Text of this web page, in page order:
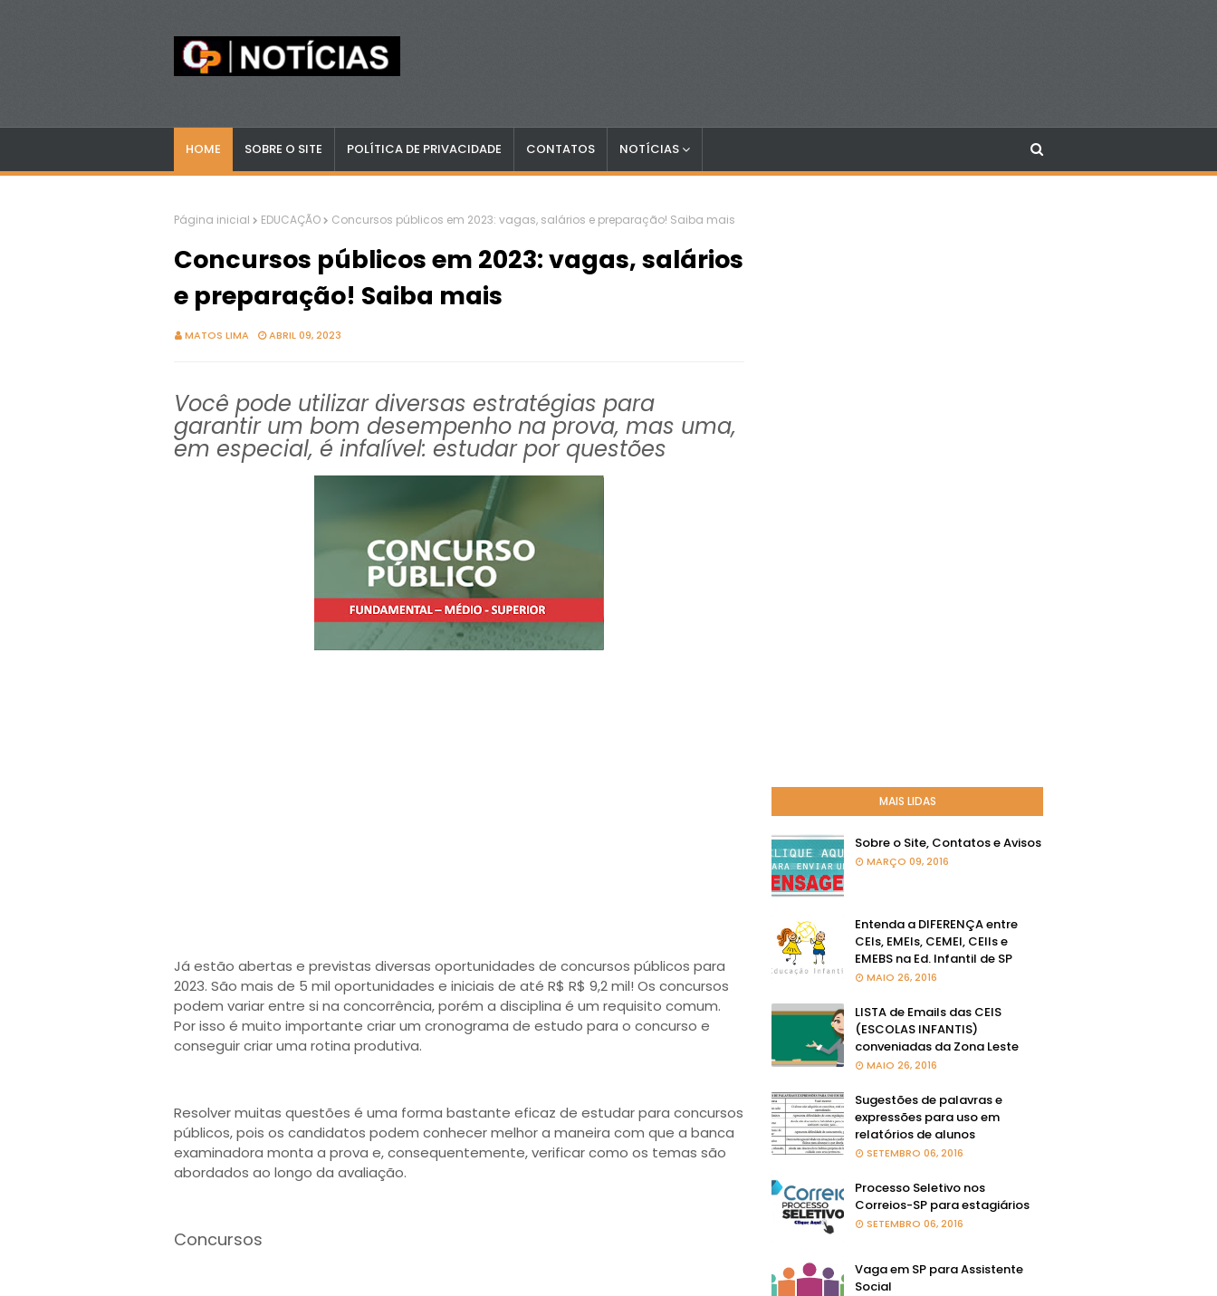
HOME SOBRE O SITE POLÍTICA DE PRIVACIDADE CONTATOS NOTÍCIAS
Página inicial EDUCAÇÃO Concursos públicos em 2023: vagas, salários e preparação! Saiba mais
Concursos públicos em 2023: vagas, salários
e preparação! Saiba mais
MATOS LIMA ABRIL 09, 2023
Você pode utilizar diversas estratégias para
garantir um bom desempenho na prova, mas uma,
em especial, é infalível: estudar por questões
Já estão abertas e previstas diversas oportunidades de concursos públicos para
2023. São mais de 5 mil oportunidades e iniciais de até R$ R$ 9,2 mil! Os concursos
podem variar entre si na concorrência, porém a disciplina é um requisito comum.
Por isso é muito importante criar um cronograma de estudo para o concurso e
conseguir criar uma rotina produtiva.
Resolver muitas questões é uma forma bastante eficaz de estudar para concursos
públicos, pois os candidatos podem conhecer melhor a maneira com que a banca
examinadora monta a prova e, consequentemente, verificar como os temas são
abordados ao longo da avaliação.
Concursos
MAIS LIDAS
Sobre o Site, Contatos e Avisos
MARÇO 09, 2016
Entenda a DIFERENÇA entre
CEIs, EMEIs, CEMEI, CEIIs e
EMEBS na Ed. Infantil de SP
MAIO 26, 2016
LISTA de Emails das CEIS
(ESCOLAS INFANTIS)
conveniadas da Zona Leste
MAIO 26, 2016
Sugestões de palavras e
expressões para uso em
relatórios de alunos
SETEMBRO 06, 2016
Processo Seletivo nos
Correios-SP para estagiários
SETEMBRO 06, 2016
Vaga em SP para Assistente
Social